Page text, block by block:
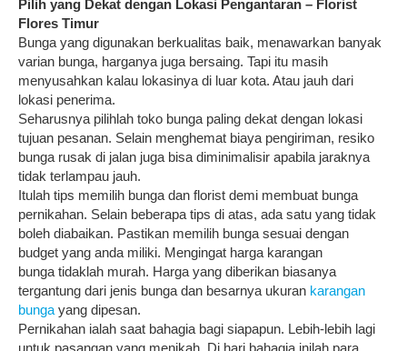
Pilih yang Dekat dengan Lokasi Pengantaran – Florist
Flores Timur
Bunga yang digunakan berkualitas baik, menawarkan banyak
varian bunga, harganya juga bersaing. Tapi itu masih
menyusahkan kalau lokasinya di luar kota. Atau jauh dari
lokasi penerima.
Seharusnya pilihlah toko bunga paling dekat dengan lokasi
tujuan pesanan. Selain menghemat biaya pengiriman, resiko
bunga rusak di jalan juga bisa diminimalisir apabila jaraknya
tidak terlampau jauh.
Itulah tips memilih bunga dan florist demi membuat bunga
pernikahan. Selain beberapa tips di atas, ada satu yang tidak
boleh diabaikan. Pastikan memilih bunga sesuai dengan
budget yang anda miliki. Mengingat harga karangan
bunga tidaklah murah. Harga yang diberikan biasanya
tergantung dari jenis bunga dan besarnya ukuran karangan
bunga yang dipesan.
Pernikahan ialah saat bahagia bagi siapapun. Lebih-lebih lagi
untuk pasangan yang menikah. Di hari bahagia inilah para